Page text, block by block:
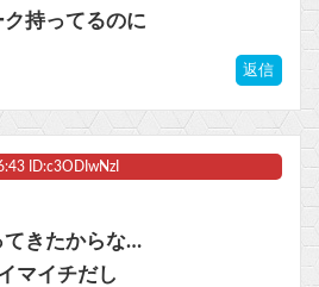
ク持ってるのに
返信
ID:c3ODIwNzI
てきたからな…
マイチだし